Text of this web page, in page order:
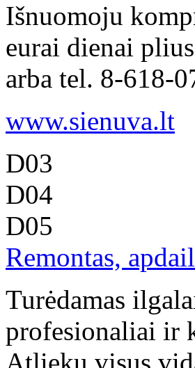
Išnuomoju
eurai dienai
arba tel. 8-618-
www.sienuva.lt
D03
D04
D05
Remontas,
Turėdamas
profesionaliai ir